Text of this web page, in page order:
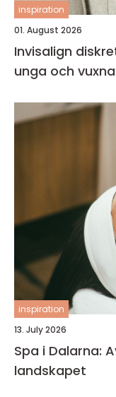
inspiration
01. August 2026
Invisalign diskret tandreglering för barn,
unga och vuxna
inspiration
13. July 2026
Spa i Dalarna:
landskapet